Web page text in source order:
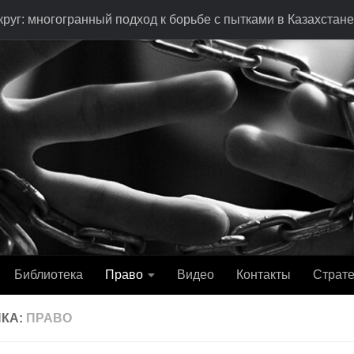
многогранный подход к борьбе с пытками в Казахстане
Библиотека Право Видео Контакты
ПРАВО